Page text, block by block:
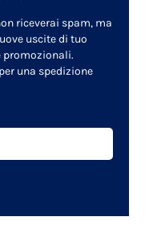
riceverai spam, ma
uscite di tuo
promozionali.
una spedizione